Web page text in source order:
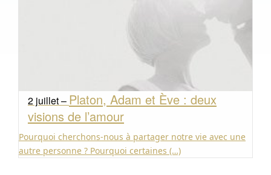
2 juillet – Platon, Adam et Ève : deux
visions de l’amour
Pourquoi cherchons-nous à partager notre vie avec une
autre personne ? Pourquoi certaines (…)